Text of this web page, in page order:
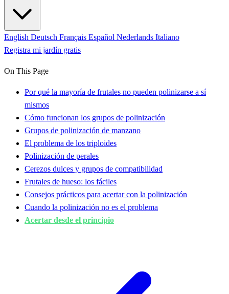
English Deutsch Français Español Nederlands Italiano
Registra mi jardín gratis
On This Page
Por qué la mayoría de frutales no pueden polinizarse a sí
mismos
Cómo funcionan los grupos de polinización
Grupos de polinización de manzano
El problema de los triploides
Polinización de perales
Cerezos dulces y grupos de compatibilidad
Frutales de hueso: los fáciles
Consejos prácticos para acertar con la polinización
Cuando la polinización no es el problema
Acertar desde el principio